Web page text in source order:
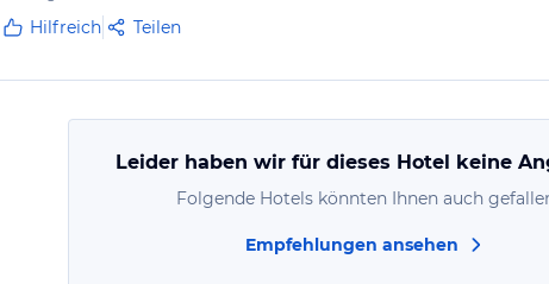
Hilfreich Teilen
Leider haben wir für dieses Hotel keine
Folgende Hotels könnten Ihnen auch
Empfehlungen ansehen